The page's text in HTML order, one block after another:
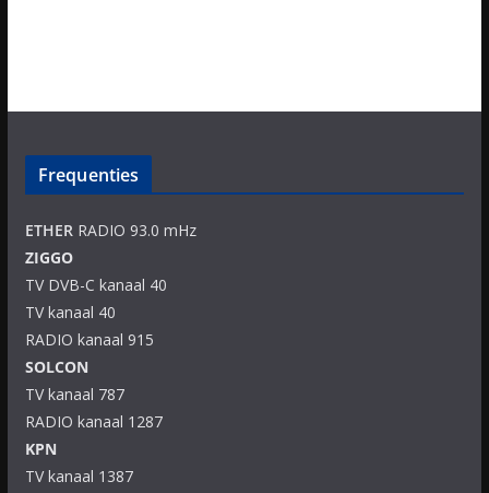
Frequenties
ETHERRADIO 93.0 mHz
ZIGGO
TV DVB-C kanaal 40
TV kanaal 40
RADIO kanaal 915
SOLCON
TV kanaal 787
RADIO kanaal 1287
KPN
TV kanaal 1387